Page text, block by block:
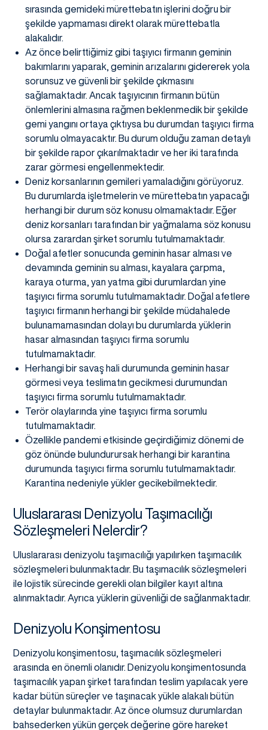
sırasında gemideki mürettebatın işlerini doğru bir
şekilde yapmaması direkt olarak mürettebatla
alakalıdır.
Az önce belirttiğimiz gibi taşıyıcı firmanın geminin
bakımlarını yaparak, geminin arızalarını gidererek yola
sorunsuz ve güvenli bir şekilde çıkmasını
sağlamaktadır. Ancak taşıyıcının firmanın bütün
önlemlerini almasına rağmen beklenmedik bir şekilde
gemi yangını ortaya çıktıysa bu durumdan taşıyıcı firma
sorumlu olmayacaktır. Bu durum olduğu zaman detaylı
bir şekilde rapor çıkarılmaktadır ve her iki tarafında
zarar görmesi engellenmektedir.
Deniz korsanlarının gemileri yamaladığını görüyoruz.
Bu durumlarda işletmelerin ve mürettebatın yapacağı
herhangi bir durum söz konusu olmamaktadır. Eğer
deniz korsanları tarafından bir yağmalama söz konusu
olursa zarardan şirket sorumlu tutulmamaktadır.
Doğal afetler sonucunda geminin hasar alması ve
devamında geminin su alması, kayalara çarpma,
karaya oturma, yan yatma gibi durumlardan yine
taşıyıcı firma sorumlu tutulmamaktadır. Doğal afetlere
taşıyıcı firmanın herhangi bir şekilde müdahalede
bulunamamasından dolayı bu durumlarda yüklerin
hasar almasından taşıyıcı firma sorumlu
tutulmamaktadır.
Herhangi bir savaş hali durumunda geminin hasar
görmesi veya teslimatın gecikmesi durumundan
taşıyıcı firma sorumlu tutulmamaktadır.
Terör olaylarında yine taşıyıcı firma sorumlu
tutulmamaktadır.
Özellikle pandemi etkisinde geçirdiğimiz dönemi de
göz önünde bulundurursak herhangi bir karantina
durumunda taşıyıcı firma sorumlu tutulmamaktadır.
Karantina nedeniyle yükler gecikebilmektedir.
Uluslararası Denizyolu Taşımacılığı
Sözleşmeleri Nelerdir?
Uluslararası denizyolu taşımacılığı yapılırken taşımacılık
sözleşmeleri bulunmaktadır. Bu taşımacılık sözleşmeleri
ile lojistik sürecinde gerekli olan bilgiler kayıt altına
alınmaktadır. Ayrıca yüklerin güvenliği de sağlanmaktadır.
Denizyolu Konşimentosu
Denizyolu konşimentosu, taşımacılık sözleşmeleri
arasında en önemli olanıdır. Denizyolu konşimentosunda
taşımacılık yapan şirket tarafından teslim yapılacak yere
kadar bütün süreçler ve taşınacak yükle alakalı bütün
detaylar bulunmaktadır. Az önce olumsuz durumlardan
bahsederken yükün gerçek değerine göre hareket